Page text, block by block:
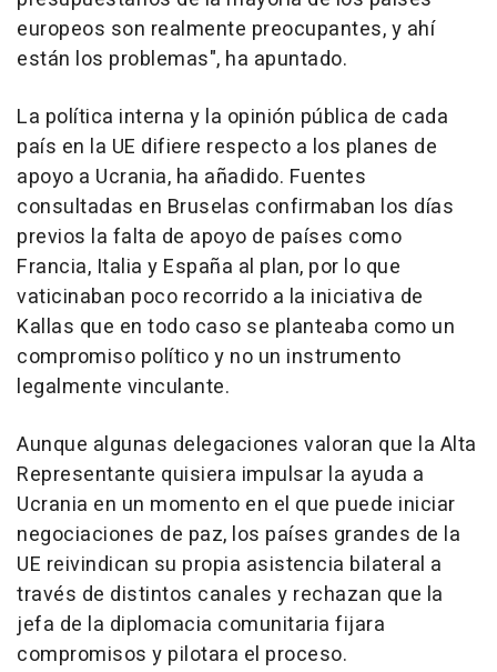
europeos son realmente preocupantes, y ahí
están los problemas", ha apuntado.
La política interna y la opinión pública de cada
país en la UE difiere respecto a los planes de
apoyo a Ucrania, ha añadido. Fuentes
consultadas en Bruselas confirmaban los días
previos la falta de apoyo de países como
Francia, Italia y España al plan, por lo que
vaticinaban poco recorrido a la iniciativa de
Kallas que en todo caso se planteaba como un
compromiso político y no un instrumento
legalmente vinculante.
Aunque algunas delegaciones valoran que la Alta
Representante quisiera impulsar la ayuda a
Ucrania en un momento en el que puede iniciar
negociaciones de paz, los países grandes de la
UE reivindican su propia asistencia bilateral a
través de distintos canales y rechazan que la
jefa de la diplomacia comunitaria fijara
compromisos y pilotara el proceso.